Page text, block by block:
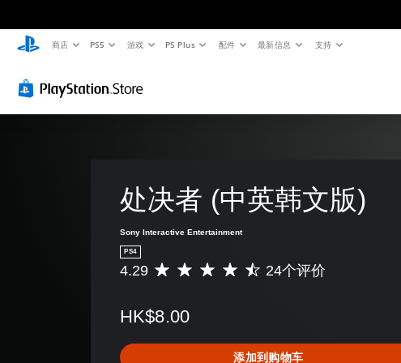
商店 PS5 游戏 PS Plus 配件 最新信息 支持
处决者 (中英韩文版)
Sony Interactive Entertainment
PS4
平
价
.
4.29 24个评价
HK$8.00
添加到购物车